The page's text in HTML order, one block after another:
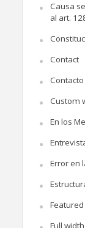
Causa
al art.
Contact
Contacto
Custom
En los
Error en
Full